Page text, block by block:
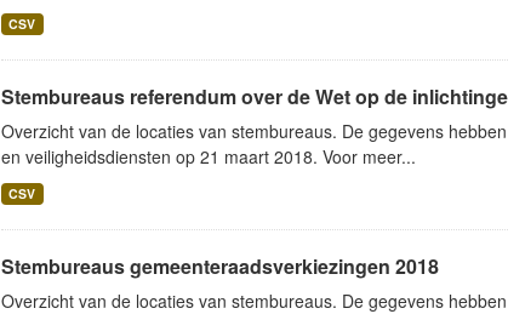
CSV
Stembureaus referendum over de Wet op de
Overzicht van de locaties van stembureaus. De gegevens
en veiligheidsdiensten op 21 maart 2018. Voor meer...
CSV
Stembureaus gemeenteraadsverkiezingen 2018
Overzicht van de locaties van stembureaus. De gegevens